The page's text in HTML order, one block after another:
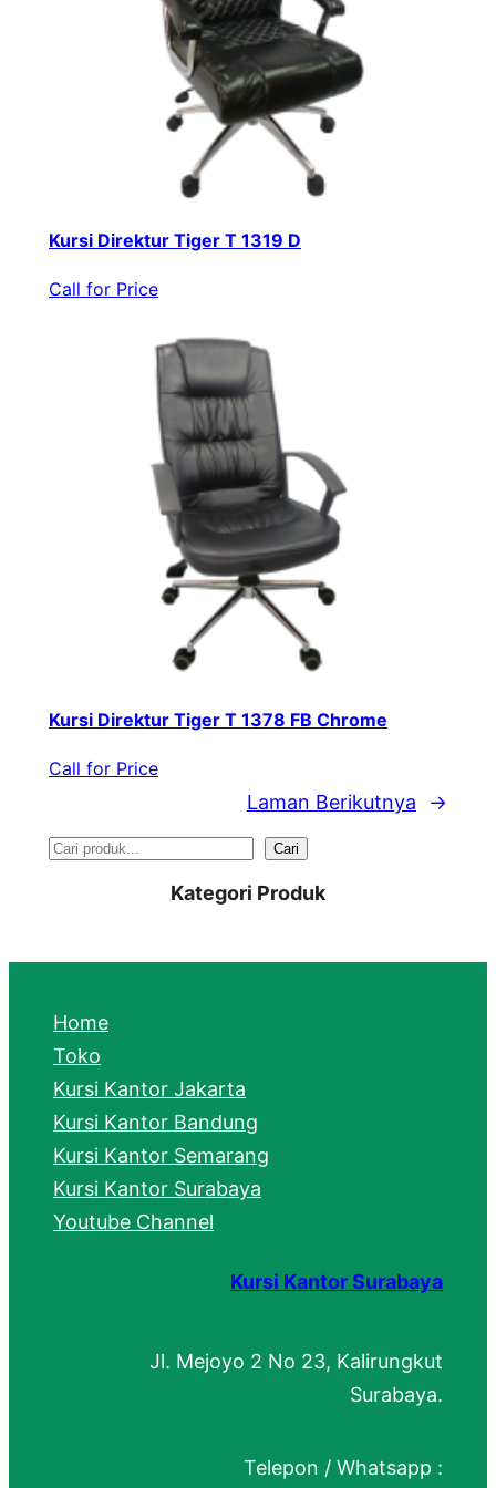
Kursi Direktur Tiger T 1319 D
Call for Price
Kursi Direktur Tiger T 1378 FB Chrome
Call for Price
Laman Berikutnya →
S
r
h
Cari
Kategori Produk
Home
Toko
Kursi Kantor Jakarta
Kursi Kantor Bandung
Kursi Kantor Semarang
Kursi Kantor Surabaya
Youtube Channel
Kursi Kantor Surabaya
Jl. Mejoyo 2 No 23, Kalirungkut
Surabaya.
Telepon / Whatsapp :